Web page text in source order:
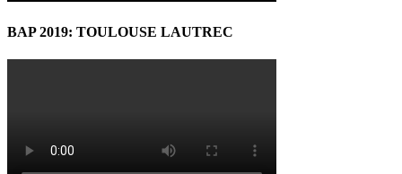
BAP 2019: TOULOUSE LAUTREC